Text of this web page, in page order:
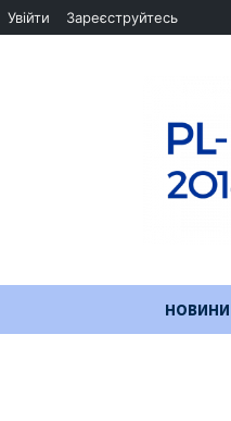
НОВИНИ
Увійти Зареєструйтесь